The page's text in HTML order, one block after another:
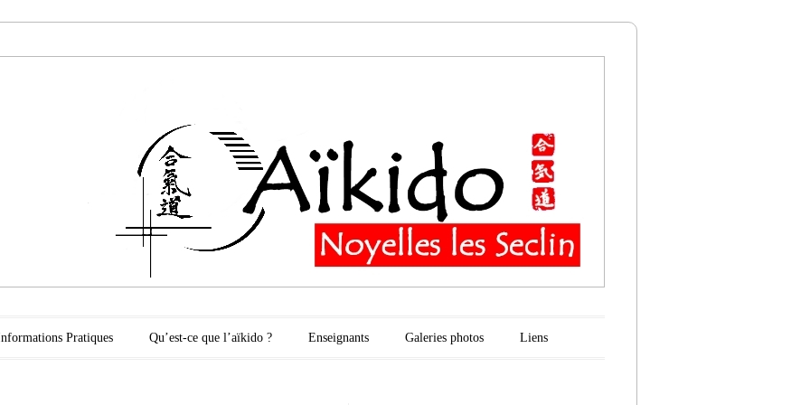
Pratiques Qu’est-ce que l’aïkido ? Enseignants Galeries photos Liens